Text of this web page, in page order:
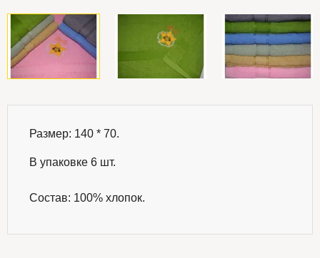
Размер: 140 * 70.
В упаковке 6 шт.
Состав: 100% хлопок.